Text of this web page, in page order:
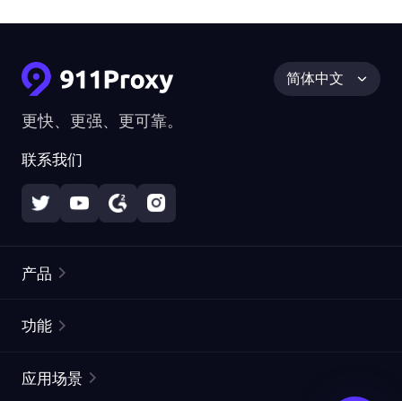
更快、更强、更可靠。
联系我们
简体中文
产品
静态住宅代理
功能
应用场景